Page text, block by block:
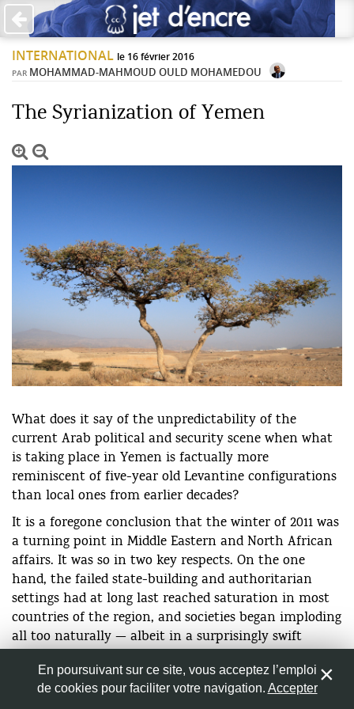
PAS DE COMMENTAIRES ×
Commentaire
Nom *
Adresse de messagerie*
Site web
Enregistrer mon nom, mon e-mail et mon site web dans
le navigateur pour mon prochain commentaire.
INTERNATIONAL le 16 février 2016
PAR MOHAMMAD-MAHMOUD OULD MOHAMEDOU
The Syrianization of Yemen
petsgoplaces.blogspot.com (CC BY 2.0).
What does it say of the unpredictability of the
current Arab political and security scene when what
is taking place in Yemen is factually more
reminiscent of five-year old Levantine configurations
than local ones from earlier decades?
It is a foregone conclusion that the winter of 2011 was
a turning point in Middle Eastern and North African
affairs. It was so in two key respects. On the one
hand, the failed state-building and authoritarian
settings had at long last reached saturation in most
countries of the region, and societies began imploding
all too naturally — albeit in a surprisingly swift
rebellions, revolts, revolutions, hiraks qawmas, or
intifadas this ongoing period set in motion a phase of
En poursuivant sur ce site, vous acceptez l’emploi
de cookies pour faciliter votre navigation. Accepter